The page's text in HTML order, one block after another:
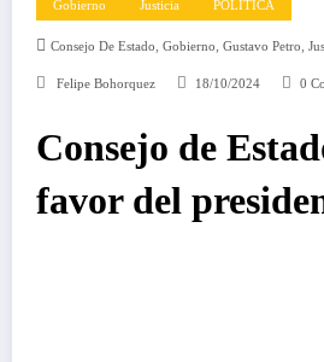
Gobierno Justicia POLÍTICA
Consejo De Estado Gobierno Gustavo Petro
Felipe Bohorquez 18/10/2024 0
Consejo de
favor del